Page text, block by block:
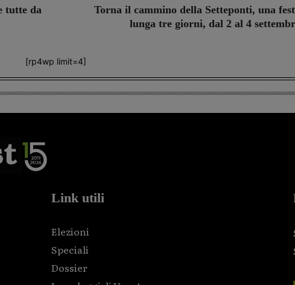
tutte da
Torna il cammino della Setteponti, una
lunga tre giorni, dal 2 al 4
[rp4wp limit=4]
Link utili
Elezioni
Speciali
Dossier